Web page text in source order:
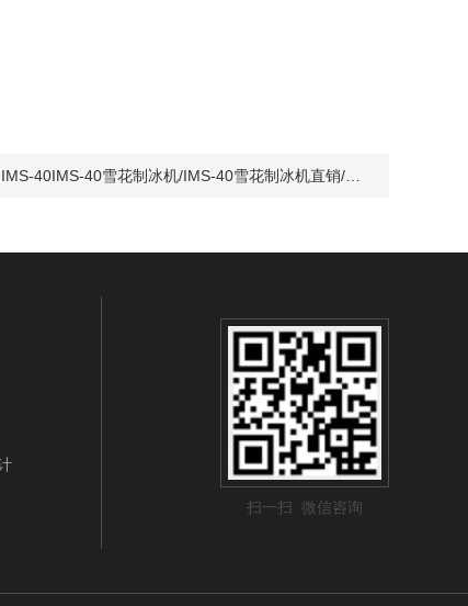
IMS-40IMS-40雪花制冰机/IMS-40雪花制冰机直销/雪花制冰机价格
扫一扫 微信咨询